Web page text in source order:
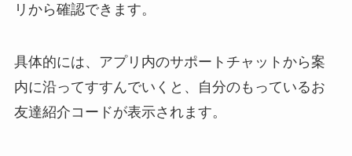
リから確認できます。
具体的には、アプリ内のサポートチャットから案
内に沿ってすすんでいくと、自分のもっているお
友達紹介コードが表示されます。